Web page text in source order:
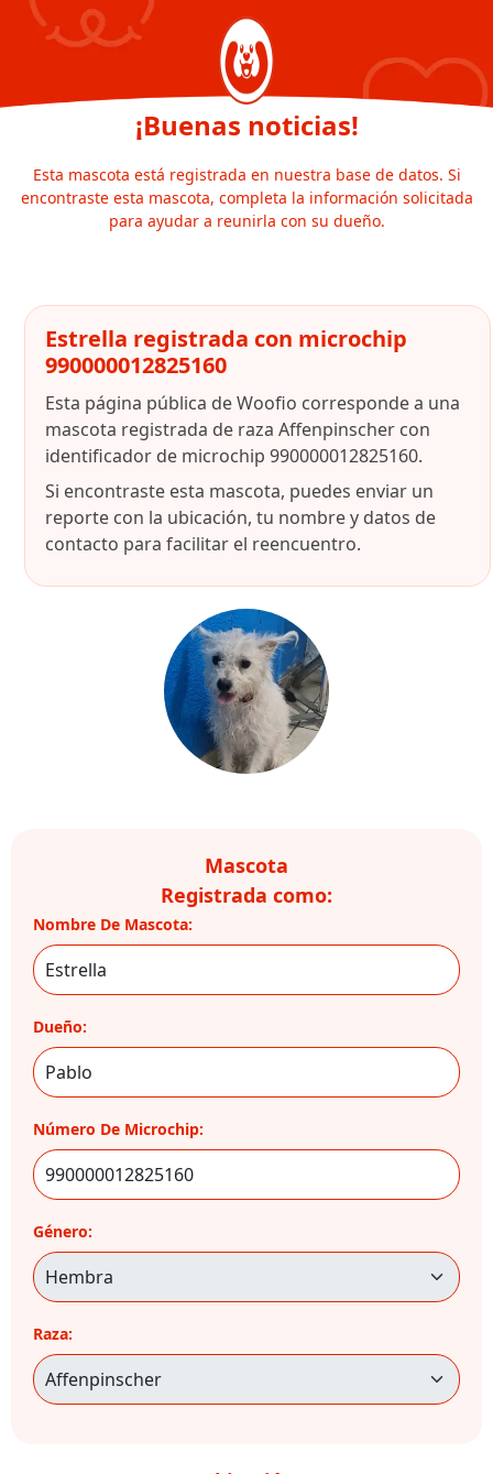
¡Buenas noticias!
Esta mascota está registrada en nuestra base de datos. Si
encontraste esta mascota, completa la información solicitada
para ayudar a reunirla con su dueño.
Estrella registrada con microchip
990000012825160
Esta página pública de Woofio corresponde a una
mascota registrada de raza Affenpinscher con
identificador de microchip 990000012825160.
Si encontraste esta mascota, puedes enviar un
reporte con la ubicación, tu nombre y datos de
contacto para facilitar el reencuentro.
Mascota
Registrada como:
Nombre De Mascota:
Dueño:
Número De Microchip:
Género:
Raza: